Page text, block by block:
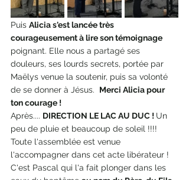
Puis Alicia s'est lancée très
courageusement à lire son témoignage
poignant. Elle nous a partagé ses
douleurs, ses lourds secrets, portée par
Maëlys venue la soutenir, puis sa volonté
de se donner à Jésus. Merci Alicia pour
ton courage !
Après.... DIRECTION LE LAC AU DUC ! Un
peu de pluie et beaucoup de soleil !!!!
Toute l'assemblée est venue
l'accompagner dans cet acte libérateur !
C'est Pascal qui l'a fait plonger dans les